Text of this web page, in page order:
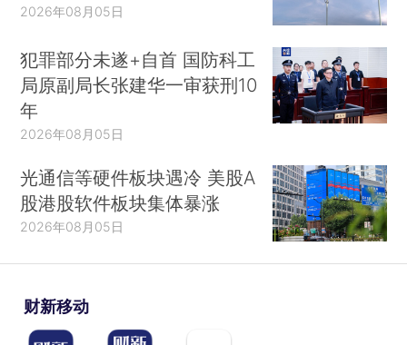
2026年08月05日
犯罪部分未遂+自首 国防科工
局原副局长张建华一审获刑10
年
2026年08月05日
光通信等硬件板块遇冷 美股A
股港股软件板块集体暴涨
2026年08月05日
财新移动